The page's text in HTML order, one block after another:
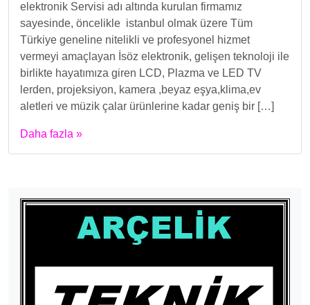
elektronik Servisi adı altında kurulan firmamız
sayesinde, öncelikle istanbul olmak üzere Tüm
Türkiye geneline nitelikli ve profesyonel hizmet
vermeyi amaçlayan İsöz elektronik, gelişen teknoloji ile
birlikte hayatımıza giren LCD, Plazma ve LED TV
lerden, projeksiyon, kamera ,beyaz eşya,klima,ev
aletleri ve müzik çalar ürünlerine kadar geniş bir […]
Daha fazla »